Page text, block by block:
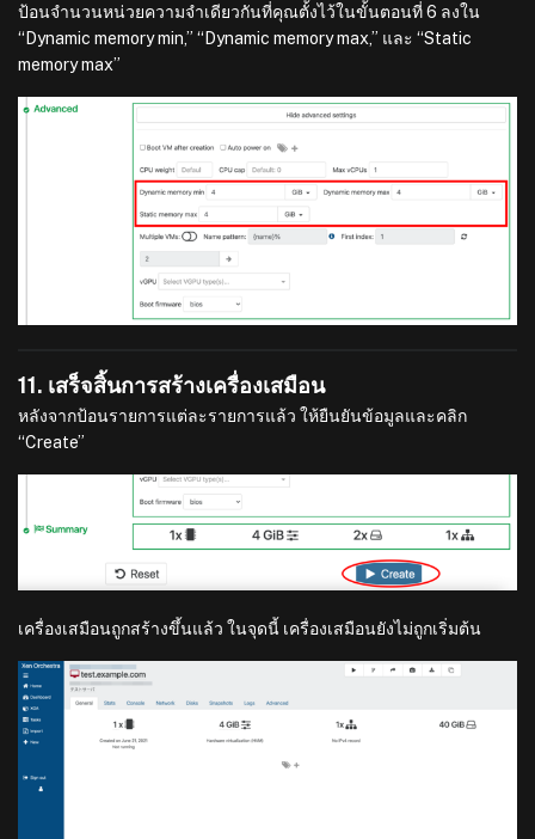
ป้อนจำนวนหน่วยความจำเดียวกันที่คุณตั้งไว้ในขั้นตอนที่ 6 ลงใน
“Dynamic memory min,” “Dynamic memory max,” และ “Static
memory max”
11. เสร็จสิ้นการสร้างเครื่องเสมือน
หลังจากป้อนรายการแต่ละรายการแล้ว ให้ยืนยันข้อมูลและคลิก
“Create”
เครื่องเสมือนถูกสร้างขึ้นแล้ว ในจุดนี้ เครื่องเสมือนยังไม่ถูกเริ่มต้น